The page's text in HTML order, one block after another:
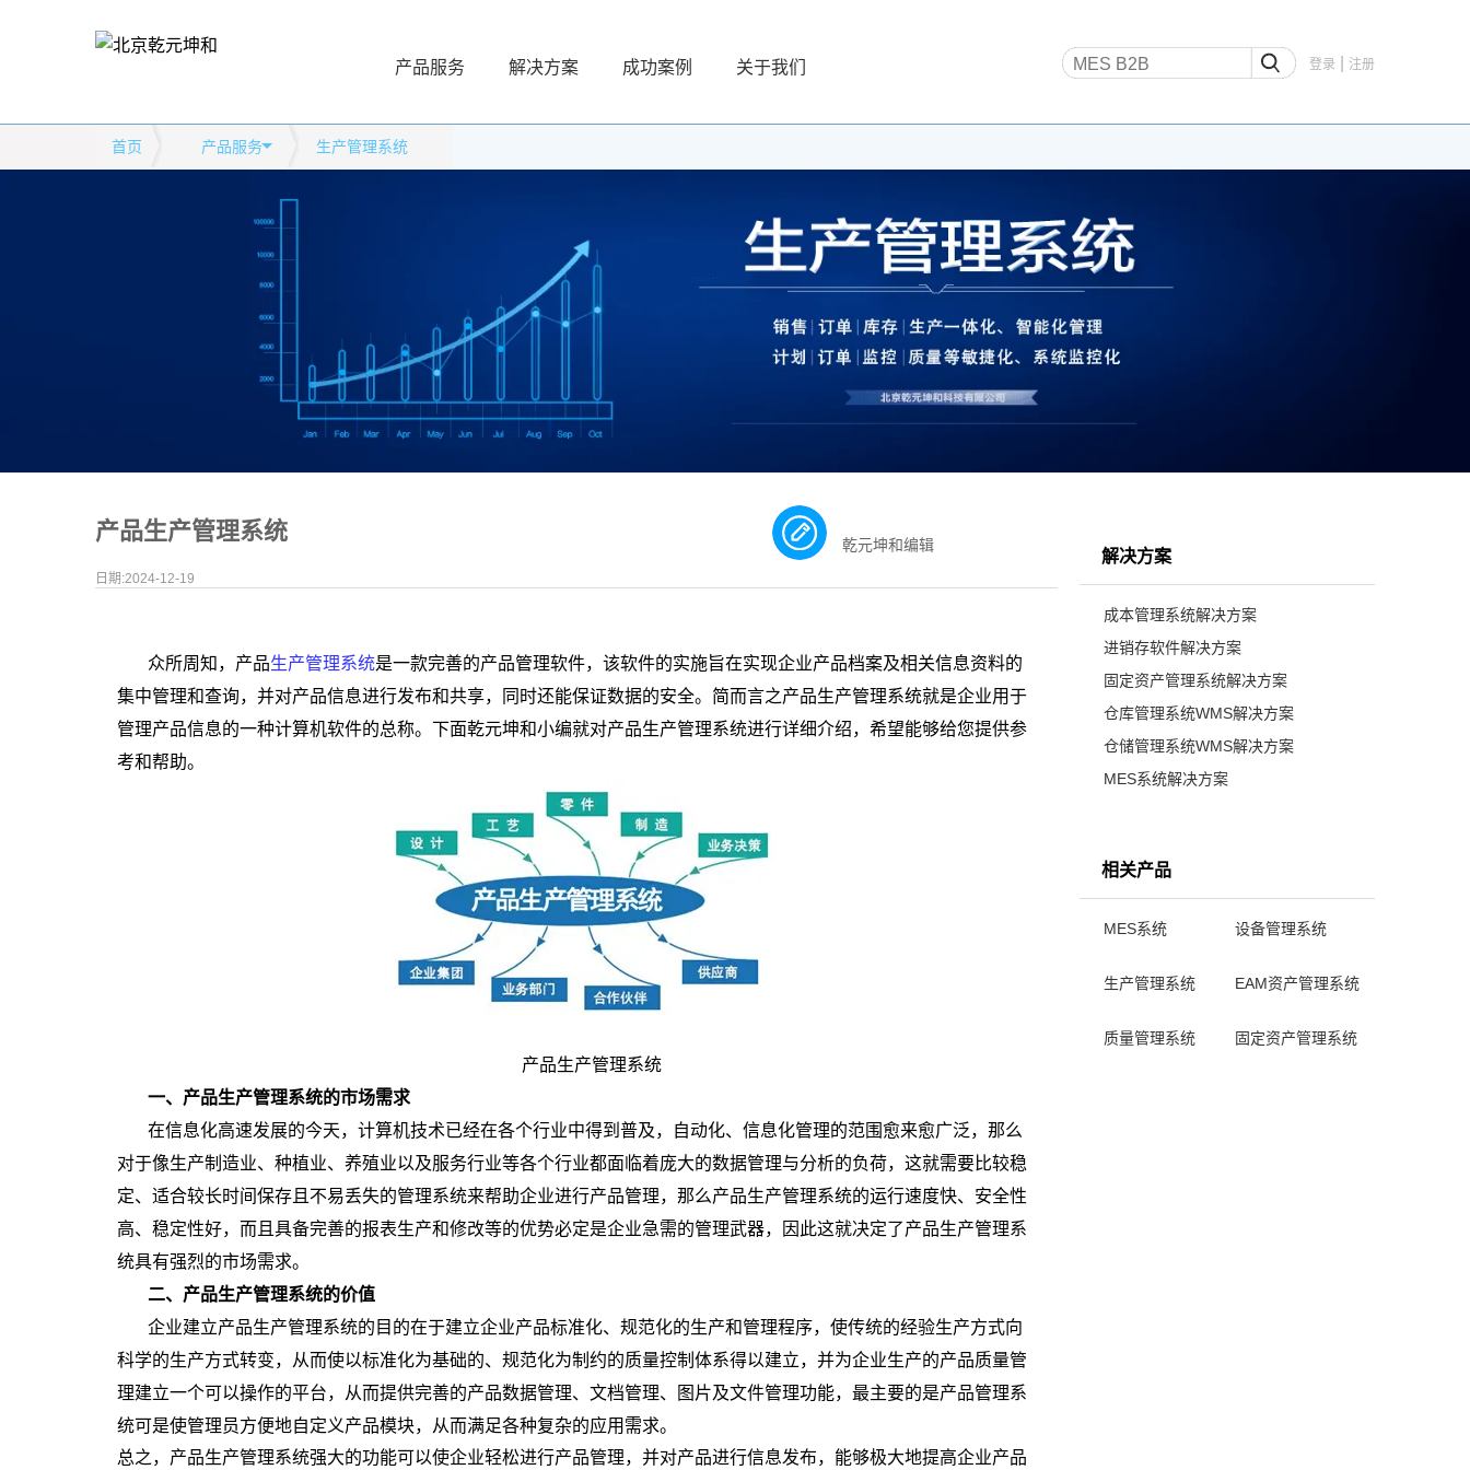
产品服务 解决方案 成功案例 关于我们 登录 注册
首页 产品服务 生产管理系统
产品生产管理系统
日期:2024-12-19
乾元坤和编辑
众所周知，产品生产管理系统是一款完善的产品管理软件，该软件的实施旨在实现企业产品档案及相关信息资料的
集中管理和查询，并对产品信息进行发布和共享，同时还能保证数据的安全。简而言之产品生产管理系统就是企业用于
管理产品信息的一种计算机软件的总称。下面乾元坤和小编就对产品生产管理系统进行详细介绍，希望能够给您提供参
考和帮助。
产品生产管理系统
一、产品生产管理系统的市场需求
在信息化高速发展的今天，计算机技术已经在各个行业中得到普及，自动化、信息化管理的范围愈来愈广泛，那么
对于像生产制造业、种植业、养殖业以及服务行业等各个行业都面临着庞大的数据管理与分析的负荷，这就需要比较稳
定、适合较长时间保存且不易丢失的管理系统来帮助企业进行产品管理，那么产品生产管理系统的运行速度快、安全性
高、稳定性好，而且具备完善的报表生产和修改等的优势必定是企业急需的管理武器，因此这就决定了产品生产管理系
统具有强烈的市场需求。
二、产品生产管理系统的价值
企业建立产品生产管理系统的目的在于建立企业产品标准化、规范化的生产和管理程序，使传统的经验生产方式向
科学的生产方式转变，从而使以标准化为基础的、规范化为制约的质量控制体系得以建立，并为企业生产的产品质量管
理建立一个可以操作的平台，从而提供完善的产品数据管理、文档管理、图片及文件管理功能，最主要的是产品管理系
统可是使管理员方便地自定义产品模块，从而满足各种复杂的应用需求。
总之，产品生产管理系统强大的功能可以使企业轻松进行产品管理，并对产品进行信息发布，能够极大地提高企业产品
解决方案
成本管理系统解决方案
进销存软件解决方案
固定资产管理系统解决方案
仓库管理系统WMS解决方案
仓储管理系统WMS解决方案
MES系统解决方案
相关产品
MES系统 设备管理系统
生产管理系统 EAM资产管理系统
质量管理系统 固定资产管理系统